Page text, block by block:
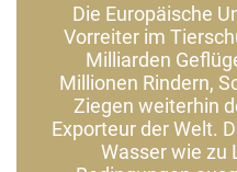
Die Europäische
Vorreiter im
Milliarden
Millionen Rindern,
Ziegen weiterhin
Exporteur der Welt.
Wasser wie zu